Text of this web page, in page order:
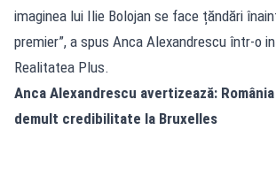
imaginea lui Ilie Bolojan se face țăndări
premier”, a spus Anca Alexandrescu într-o
Realitatea Plus.
Anca Alexandrescu avertizează:
demult credibilitate la Bruxelles